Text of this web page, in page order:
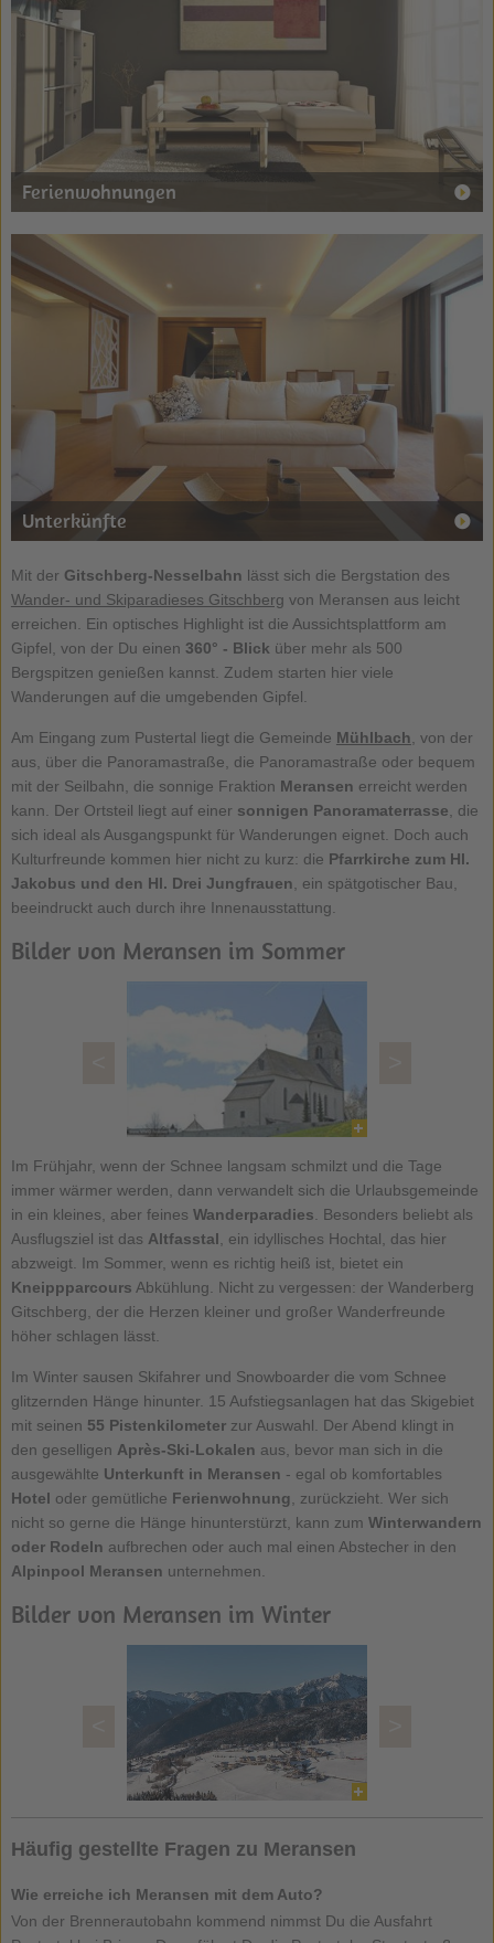
Ferienwohnungen
Unterkünfte
Mit der Gitschberg-Nesselbahn lässt sich die Bergstation des
Wander- und Skiparadieses Gitschberg von Meransen aus leicht
erreichen. Ein optisches Highlight ist die Aussichtsplattform am
Gipfel, von der Du einen 360° - Blick über mehr als 500
Bergspitzen genießen kannst. Zudem starten hier viele
Wanderungen auf die umgebenden Gipfel.
Am Eingang zum Pustertal liegt die Gemeinde Mühlbach, von der
aus, über die Panoramastraße, die Panoramastraße oder bequem
mit der Seilbahn, die sonnige Fraktion Meransen erreicht werden
kann. Der Ortsteil liegt auf einer sonnigen Panoramaterrasse, die
sich ideal als Ausgangspunkt für Wanderungen eignet. Doch auch
Kulturfreunde kommen hier nicht zu kurz: die Pfarrkirche zum Hl.
Jakobus und den Hl. Drei Jungfrauen, ein spätgotischer Bau,
beeindruckt auch durch ihre Innenausstattung.
Bilder von Meransen im Sommer
Im Frühjahr, wenn der Schnee langsam schmilzt und die Tage
immer wärmer werden, dann verwandelt sich die Urlaubsgemeinde
in ein kleines, aber feines Wanderparadies. Besonders beliebt als
Ausflugsziel ist das Altfasstal, ein idyllisches Hochtal, das hier
abzweigt. Im Sommer, wenn es richtig heiß ist, bietet ein
Kneippparcours Abkühlung. Nicht zu vergessen: der Wanderberg
Gitschberg, der die Herzen kleiner und großer Wanderfreunde
höher schlagen lässt.
Im Winter sausen Skifahrer und Snowboarder die vom Schnee
glitzernden Hänge hinunter. 15 Aufstiegsanlagen hat das Skigebiet
mit seinen 55 Pistenkilometerzur Auswahl. Der Abend klingt in
den geselligen Après-Ski-Lokalen aus, bevor man sich in die
ausgewählte Unterkunft in Meransen - egal ob komfortables
Hotel oder gemütliche Ferienwohnung, zurückzieht. Wer sich
nicht so gerne die Hänge hinunterstürzt, kann zum Winterwandern
oder Rodeln aufbrechen oder auch mal einen Abstecher in den
Alpinpool Meransen unternehmen.
Bilder von Meransen im Winter
Häufig gestellte Fragen zu Meransen
Wie erreiche ich Meransen mit dem Auto?
Von der Brennerautobahn kommend nimmst Du die Ausfahrt